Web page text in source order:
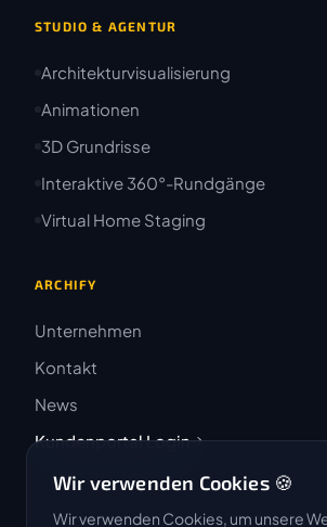
STUDIO & AGENTUR
Architekturvisualisierung
Animationen
3D Grundrisse
Interaktive 360°-Rundgänge
Virtual Home Staging
ARCHIFY
Unternehmen
Kontakt
News
Kundenportal Login
Wir verwenden Cookies 🍪
Wir verwenden Cookies, um unsere